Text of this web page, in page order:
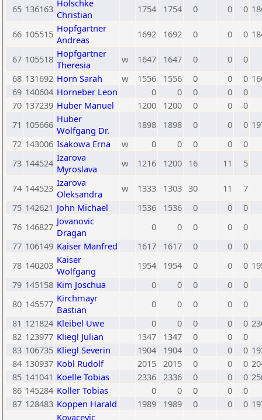
65 136163 Holschke
Christian
1754 1754 0 0 0
66 105515 Hopfgartner
Andreas
1692 1692 0 0 0
67 105518 Hopfgartner
Theresia
w 1647 1647 0 0
0
68 131692 Horn Sarah w 1556 1556 0 0 0
69 140604 Horneber Leon 0 0 0 0
0
70 137239 Huber Manuel 1200 1200 0 0
0
71 105666 Huber
Wolfgang Dr.
1898 1898 0 0 0
72 143006 Isakowa Erna w 0 0 0 0
0
73 144524 Izarova
Myroslava
w 1216 1200 16 11 5
74 144523 Izarova
Oleksandra
w 1333 1303 30 11
7
75 142621 John Michael 1536 1536 0 0
0
76 146827 Jovanovic
Dragan
0 0 0 0
0
77 106149 Kaiser Manfred 1617 1617 0 0
0
78 140203 Kaiser
Wolfgang
1954 1954 0 0 0
79 145158 Kim Joschua 0 0 0 0
0
80 145577 Kirchmayr
Bastian
0 0 0 0
0
81 121824 Kleibel Uwe 0 0 0 0 0
82 123977 Kliegl Julian 1347 1347 0 0
0
83 106735 Kliegl Severin 1904 1904 0 0 0
84 130937 Kobl Rudolf 2015 2015 0 0 0
85 141041 Koelle Tobias 2336 2336 0 0 0
86 145284 Koller Tobias 0 0 0 0
0
87 128483 Koppen Harald 1989 1989 0 0 0
Kovacevic